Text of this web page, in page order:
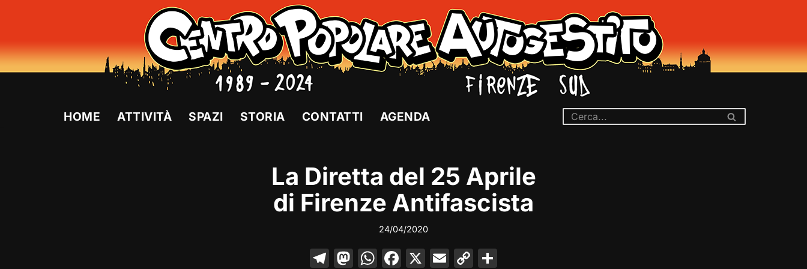
al
HOME ATTIVITÀ SPAZI STORIA CONTATTI AGENDA
La Diretta del 25 Aprile
di Firenze Antifascista
24/04/2020
T M W F X E C